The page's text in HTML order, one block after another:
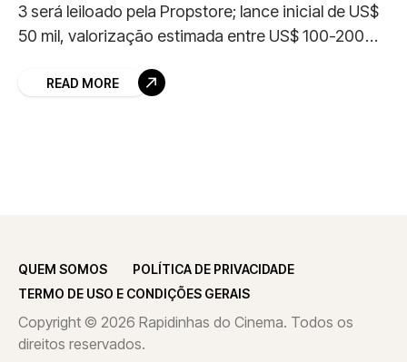
3 será leiloado pela Propstore; lance inicial de US$
50 mil, valorização estimada entre US$ 100-200
READ MORE
QUEM SOMOS
POLÍTICA DE PRIVACIDADE
TERMO DE USO E CONDIÇÕES GERAIS
Copyright © 2026 Rapidinhas do Cinema. Todos os
direitos reservados.